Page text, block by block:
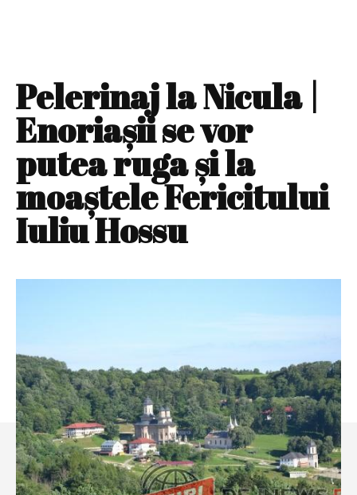
Pelerinaj la Nicula |
Enoriaşii se vor
putea ruga şi la
moaștele Fericitului
Iuliu Hossu